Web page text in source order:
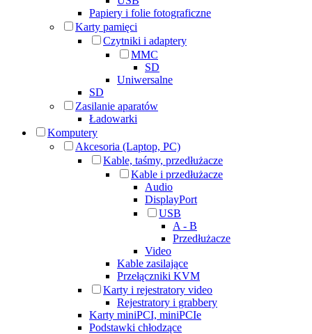
Papiery i folie fotograficzne
Karty pamięci
Czytniki i adaptery
MMC
SD
Uniwersalne
SD
Zasilanie aparatów
Ładowarki
Komputery
Akcesoria (Laptop, PC)
Kable, taśmy, przedłużacze
Kable i przedłużacze
Audio
DisplayPort
USB
A - B
Przedłużacze
Video
Kable zasilające
Przełączniki KVM
Karty i rejestratory video
Rejestratory i grabbery
Karty miniPCI, miniPCIe
Podstawki chłodzące